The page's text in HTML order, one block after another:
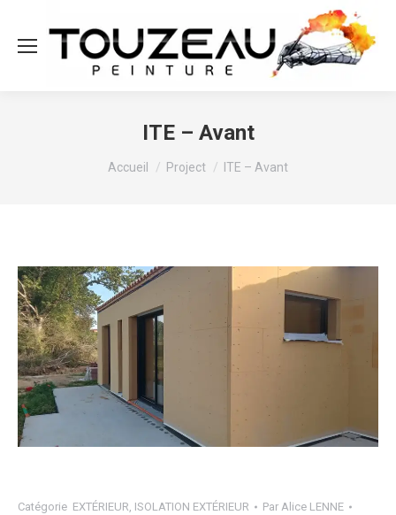
ITE – Avant
Vous êtes ici :
Accueil Project ITE – Avant
Catégorie EXTÉRIEUR, ISOLATION EXTÉRIEUR Par Alice LENNE